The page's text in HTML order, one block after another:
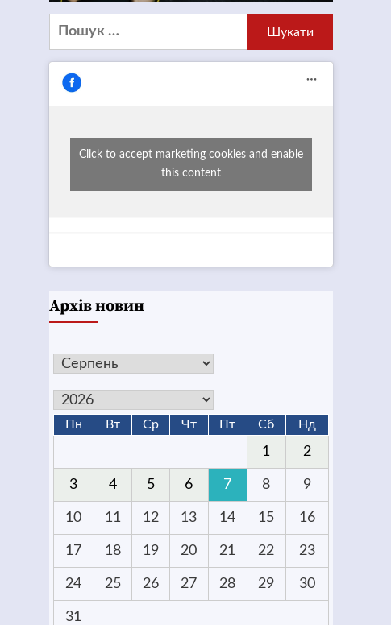
Пошук:
Click to accept marketing cookies and enable
this content
Архів новин
Пн Вт Ср Чт Пт Сб Нд
1 2
3 4 5 6 7 8 9
10 11 12 13 14 15 16
17 18 19 20 21 22 23
24 25 26 27 28 29 30
31